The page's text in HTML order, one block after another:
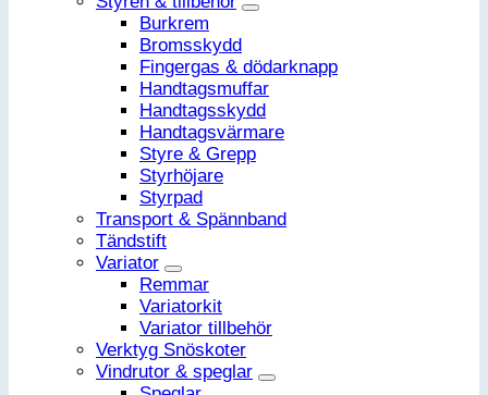
Burkrem
Bromsskydd
Fingergas & dödarknapp
Handtagsmuffar
Handtagsskydd
Handtagsvärmare
Styre & Grepp
Styrhöjare
Styrpad
Transport & Spännband
Tändstift
Variator
Remmar
Variatorkit
Variator tillbehör
Verktyg Snöskoter
Vindrutor & speglar